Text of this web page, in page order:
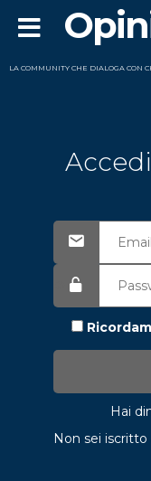
LA COMMUNITY CHE DIALOGA CON
Hai
Non sei